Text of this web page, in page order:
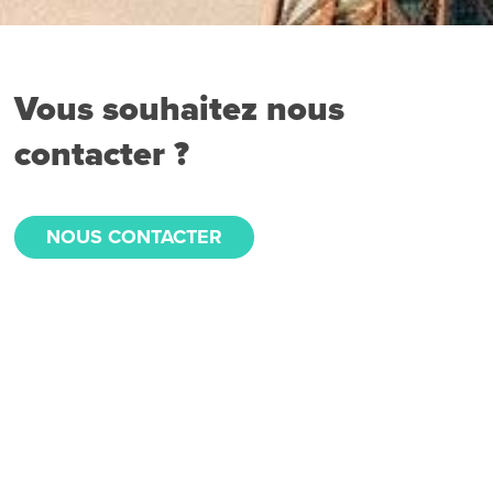
Vous souhaitez nous
contacter ?
NOUS CONTACTER